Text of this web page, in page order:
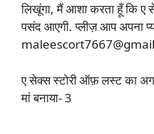
लिखूंगा, मैं आशा करता हूँ कि
पसंद आएगी. प्लीज़ आप अपना
ए सेक्स स्टोरी ऑफ़ लस्ट का
मां बनाया- 3